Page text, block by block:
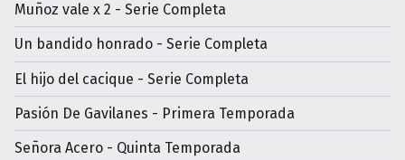
Muñoz vale x 2 - Serie Completa
Un bandido honrado - Serie Completa
El hijo del cacique - Serie Completa
Pasión De Gavilanes - Primera Temporada
Señora Acero - Quinta Temporada